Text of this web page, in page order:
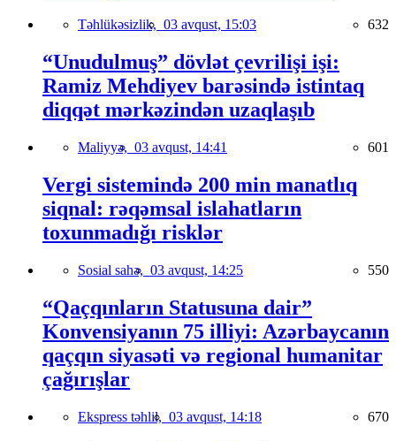
Təhlükəsizlik, 03 avqust, 15:03 632
“Unudulmuş” dövlət çevrilişi işi:
Ramiz Mehdiyev barəsində istintaq
diqqət mərkəzindən uzaqlaşıb
Maliyyə, 03 avqust, 14:41 601
Vergi sistemində 200 min manatlıq
siqnal: rəqəmsal islahatların
toxunmadığı risklər
Sosial sahə, 03 avqust, 14:25 550
“Qaçqınların Statusuna dair”
Konvensiyanın 75 illiyi: Azərbaycanın
qaçqın siyasəti və regional humanitar
çağırışlar
Ekspress təhlil, 03 avqust, 14:18 670